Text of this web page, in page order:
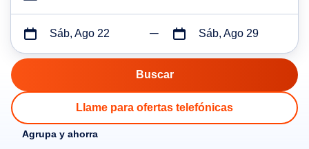
Sáb, Ago 22 Sáb, Ago 29
Llame para ofertas telefónicas
Agrupa y ahorra